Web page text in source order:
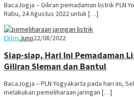
BacaJogja – Giliran pemadaman listrik PLN
Rabu, 24 Agustus 2022 untuk […]
EkbisJuno22/08/2022
Siap-siap, Hari Ini Pemadaman
Giliran Sleman dan Bantul
BacaJogja – PLN Yogyakarta pada hari ini,
melakukan pemeliharaan jaringan […]